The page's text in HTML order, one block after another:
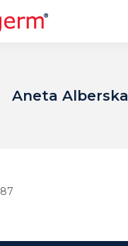
Aneta Alberska